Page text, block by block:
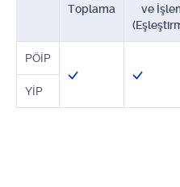
Toplama
ve
PÖİP
YİP